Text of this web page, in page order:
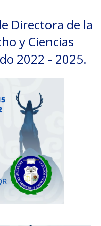
Directora de la
y Ciencias
2022 - 2025.